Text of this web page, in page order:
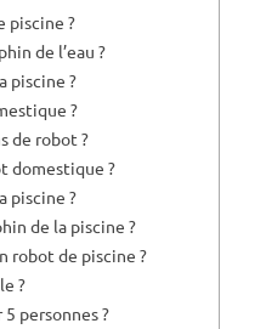
piscine ?
de l’eau ?
piscine ?
?
de robot ?
domestique ?
piscine ?
de la piscine ?
robot de piscine ?
?
personnes ?